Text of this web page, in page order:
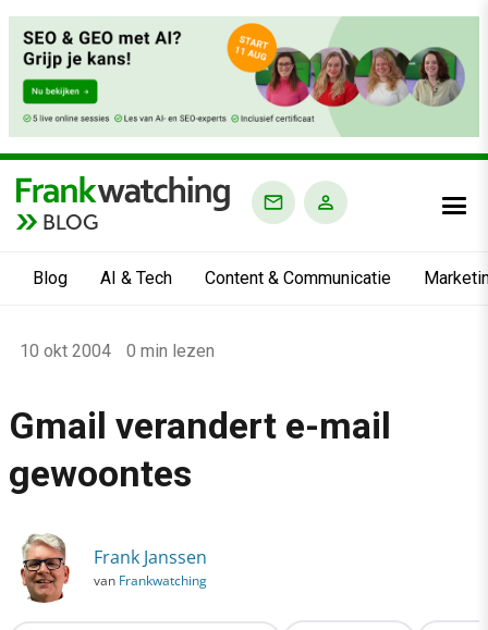
BLOG
Blog AI & Tech Content & Communicatie
›
Alle artikelen
Gmail verandert e-mail gewoontes
10 okt 2004 0 min lezen
Gmail verandert e-mail
gewoontes
Frank Janssen
van Frankwatching